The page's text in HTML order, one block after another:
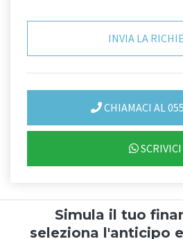
CHIAMACI AL
SCRIVICI
Simula il tuo
seleziona l'anticipo